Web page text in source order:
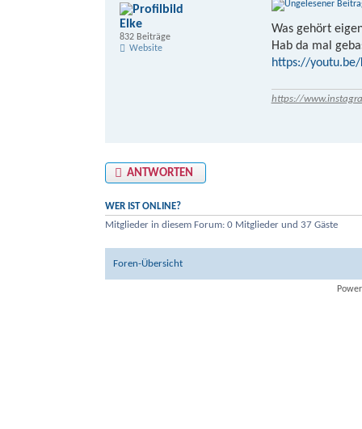
Was gehört
Hab da mal
https://youtu.be/
https://
Elke
832 Beiträge
Website
ANTWORTEN
WER IST ONLINE?
Mitglieder in diesem Forum: 0 Mitglieder und 37 Gäste
Foren-Übersicht